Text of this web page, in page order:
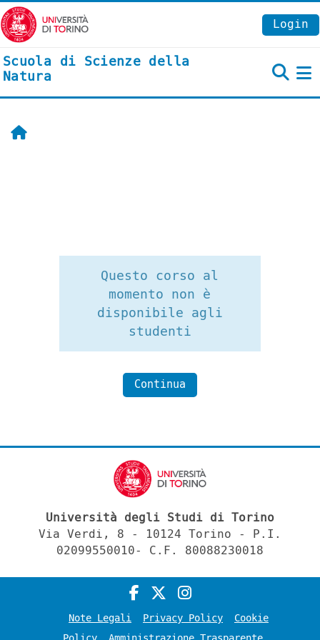
Vai al contenuto principale
Login
Scuola di Scienze della
Natura
Home
Questo corso al
momento non è
disponibile agli
studenti
Continua
Università degli Studi di Torino
Via Verdi, 8 - 10124 Torino - P.I.
02099550010- C.F. 80088230018
Note Legali Privacy Policy
Cookie